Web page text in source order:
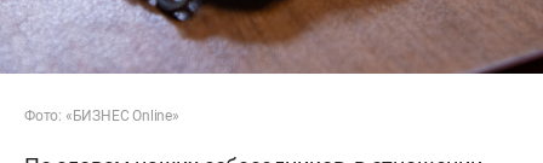
Фото: «БИЗНЕС Online»